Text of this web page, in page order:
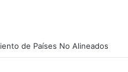
de Países No Alineados